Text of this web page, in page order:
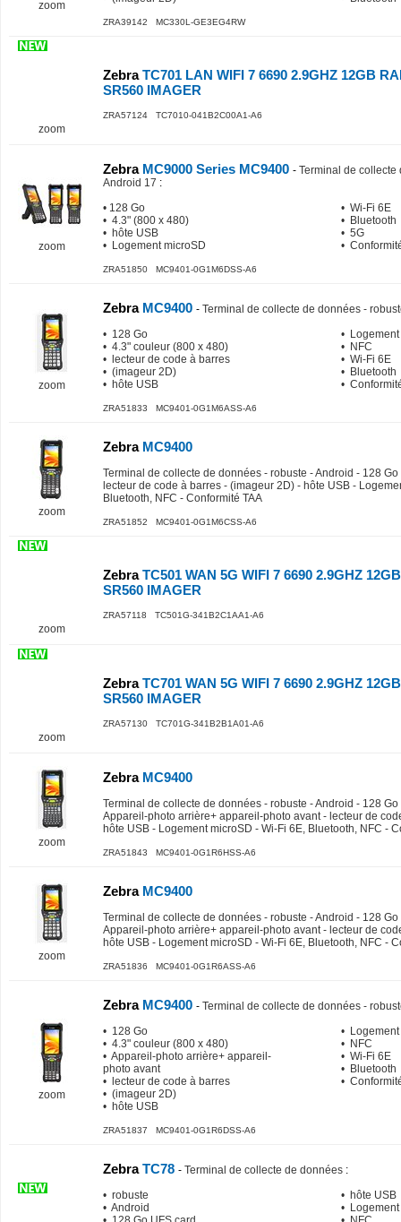
zoom
ZRA39142 MC330L-GE3EG4RW
zoom
ZebraTC701 LAN WIFI 7 6690 2.9GHZ 12GB
SR560 IMAGER
ZRA57124 TC7010-041B2C00A1-A6
zoom
ZebraMC9000 Series MC9400 - Terminal de collecte
Android 17 :
• 128 Go
• 4.3" (800 x 480)
• hôte USB
• Logement microSD
• Wi-Fi 6E
• Bluetooth
• 5G
•
ZRA51850 MC9401-0G1M6DSS-A6
zoom
ZebraMC9400 - Terminal de collecte de données -
• 128 Go
• 4.3" couleur (800 x 480)
• lecteur de code à barres
• (imageur 2D)
• hôte USB
•
• NFC
• Wi-Fi 6E
• Bluetooth
•
ZRA51833 MC9401-0G1M6ASS-A6
zoom
ZebraMC9400
Terminal de collecte de données - robuste - Android - 128
lecteur de code à barres - (imageur 2D) - hôte USB -
Bluetooth, NFC - Conformité TAA
ZRA51852 MC9401-0G1M6CSS-A6
zoom
ZebraTC501 WAN 5G WIFI 7 6690 2.9GHZ
SR560 IMAGER
ZRA57118 TC501G-341B2C1AA1-A6
zoom
ZebraTC701 WAN 5G WIFI 7 6690 2.9GHZ
SR560 IMAGER
ZRA57130 TC701G-341B2B1A01-A6
zoom
ZebraMC9400
Terminal de collecte de données - robuste - Android - 128
Appareil-photo arrière+ appareil-photo avant - lecteur de
hôte USB - Logement microSD - Wi-Fi 6E, Bluetooth, NFC -
ZRA51843 MC9401-0G1R6HSS-A6
zoom
ZebraMC9400
Terminal de collecte de données - robuste - Android - 128
Appareil-photo arrière+ appareil-photo avant - lecteur de
hôte USB - Logement microSD - Wi-Fi 6E, Bluetooth, NFC -
ZRA51836 MC9401-0G1R6ASS-A6
zoom
ZebraMC9400 - Terminal de collecte de données -
• 128 Go
• 4.3" couleur (800 x 480)
• Appareil-photo arrière+ appareil-
photo avant
• lecteur de code à barres
• (imageur 2D)
• hôte USB
•
• NFC
• Wi-Fi 6E
• Bluetooth
•
ZRA51837 MC9401-0G1R6DSS-A6
ZebraTC78 - Terminal de collecte de données :
• robuste
• Android
• hôte USB
•